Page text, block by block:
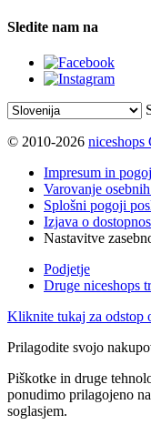
Sledite nam na
© 2010-2026 niceshops
Impresum in
Varovanje
Splošni pogoji
Izjava o
Nastavitve
Podjetje
Druge niceshops
Kliknite tukaj za odstop
Prilagodite svojo
Piškotke in druge
ponudimo prilagojeno
soglasjem.